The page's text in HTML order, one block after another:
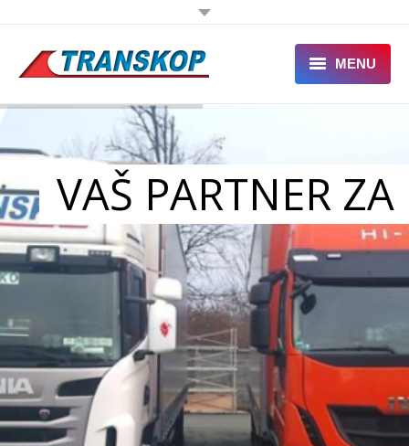
MENU
NASLOVNA
O NAMA
TRANSPORT
ŠPEDICIJA
SERVIS
KONTAKT
VAŠ PARTNER